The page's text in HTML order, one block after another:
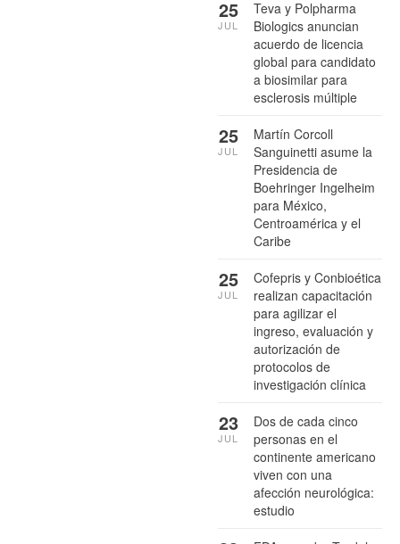
Teva y Polpharma
Biologics anuncian
acuerdo de licencia
global para candidato
a biosimilar para
esclerosis múltiple
25
JUL
Martín Corcoll
Sanguinetti asume la
Presidencia de
Boehringer Ingelheim
para México,
Centroamérica y el
Caribe
25
JUL
Cofepris y Conbioética
realizan capacitación
para agilizar el
ingreso, evaluación y
autorización de
protocolos de
investigación clínica
25
JUL
Dos de cada cinco
personas en el
continente americano
viven con una
afección neurológica:
estudio
23
JUL